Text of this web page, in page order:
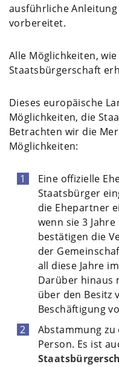
ausführliche Anleitung
vorbereitet.
Alle Möglichkeiten,
Staatsbürgerschaft
Dieses europäische
Möglichkeiten, die
Betrachten wir die
Möglichkeiten:
Eine offizielle
Staatsbürger
die Ehepartner
wenn sie 3
bestätigen die
der
all diese Jahre
Darüber hinaus
über den Besitz
Beschäftigung
Abstammung
Person. Es ist